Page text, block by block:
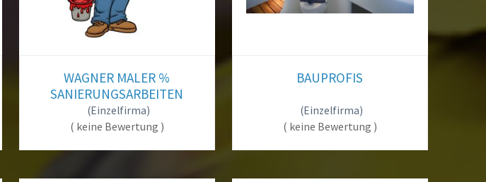
WAGNER MALER %
SANIERUNGSARBEITEN
(Einzelfirma)
( keine Bewertung )
BAUPROFIS
(Einzelfirma)
( keine Bewertung )
Unternehmen/Handwerkern.
veröffentlichen Sie Ihren Auftrag
ständig nach neuen Kunden suchen.
bald neue Anfragen aus Ihrer Region